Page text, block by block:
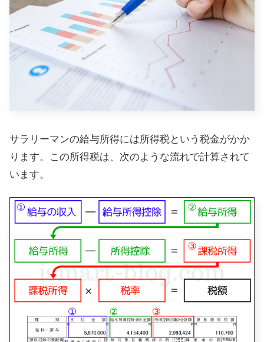
サラリーマンの給与所得には所得税という税金がかか
ります。この所得税は、次のような流れで計算されて
います。